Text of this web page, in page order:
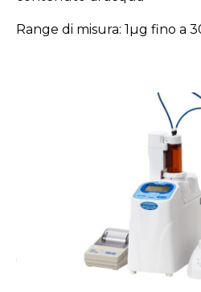
Range di misura: 1µg fino a